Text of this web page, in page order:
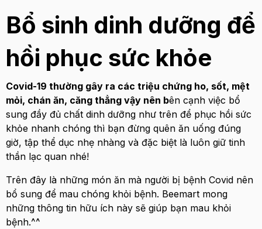
Bổ sinh dinh dưỡng để
hồi phục sức khỏe
Covid-19 thường gây ra các triệu chứng ho, sốt, mệt
mỏi, chán ăn, căng thẳng vậy nên bên cạnh việc bổ
sung đầy đủ chất dinh dưỡng như trên để phục hồi sức
khỏe nhanh chóng thì bạn đừng quên ăn uống đúng
giờ, tập thể dục nhẹ nhàng và đặc biệt là luôn giữ tinh
thần lạc quan nhé!
Trên đây là những món ăn mà người bị bệnh Covid nên
bổ sung để mau chóng khỏi bệnh. Beemart mong
những thông tin hữu ích này sẽ giúp bạn mau khỏi
bệnh.^^